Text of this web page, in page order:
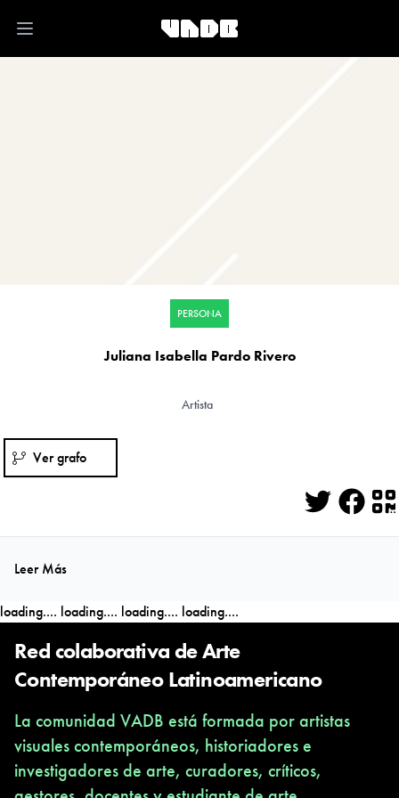
Open main menu
PERSONA
Juliana Isabella Pardo Rivero
Artista
Ver grafo
Twitter
Leer Más
loading.... loading.... loading.... loading....
Red colaborativa de Arte
Contemporáneo Latinoamericano
La comunidad VADB está formada por artistas
visuales contemporáneos, historiadores e
investigadores de arte, curadores, críticos,